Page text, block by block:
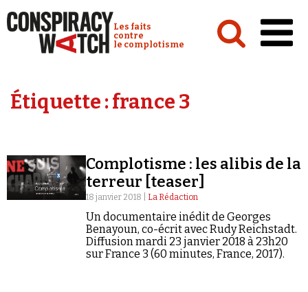
Conspiracy Watch :
Les faits
contre
le complotisme
Analyses
Vidéos
Émissions
Revues de presse
Étiquette :france 3
Complotisme : les alibis de la
terreur [teaser]
18 janvier 2018 | La Rédaction
Un documentaire inédit de Georges
Benayoun, co-écrit avec Rudy Reichstadt.
Diffusion mardi 23 janvier 2018 à 23h20
sur France 3 (60 minutes, France, 2017).